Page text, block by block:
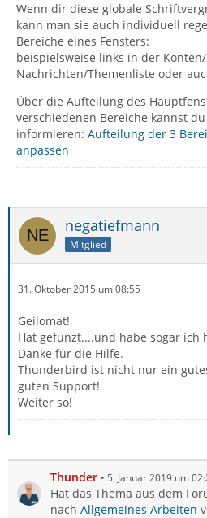
Wenn dir diese globale
kann man sie auch individuell
Bereiche eines Fensters:
beispielsweise links in der
Nachrichten/Themenliste oder
Über die Aufteilung des
verschiedenen Bereiche kannst
informieren: Aufteilung der 3
anpassen
negatiefmann
Mitglied
31. Oktober 2015 um 08:55
Geilomat!
Hat gefunzt....und habe sogar ich
Danke für die Hilfe.
Thunderbird ist nicht nur ein
guten Support!
Weiter so!
Thunder 5. Januar 2019 um
Hat das Thema aus dem
nach Allgemeines Arbeiten